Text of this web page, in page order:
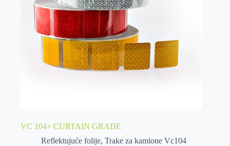
VC 104+ CURTAIN GRADE
Reflektujuće folije, Trake za kamione Vc104